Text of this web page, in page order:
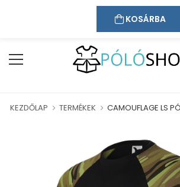
Kapcsolat
KEZDŐLAP TERMÉKEK CAMOUFLAGE LS
KOSÁRBA